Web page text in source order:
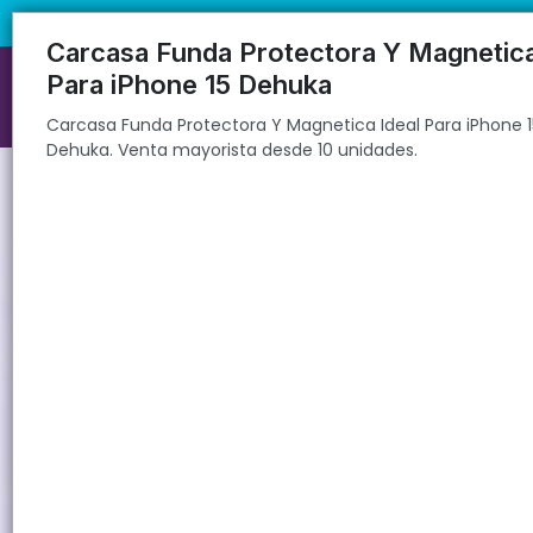
Carcasa Funda Protectora Y Magnetica Ideal Para iPhone 15
Carcasa Funda Protectora Y
Para iPhone 15 Dehuka
Carcasa Funda Protectora Y Magnetica Ideal Para iPhone
Dehuka. Venta mayorista desde 10 unidades.
🚚 Envíos rápidos a todo el país | 🛡️